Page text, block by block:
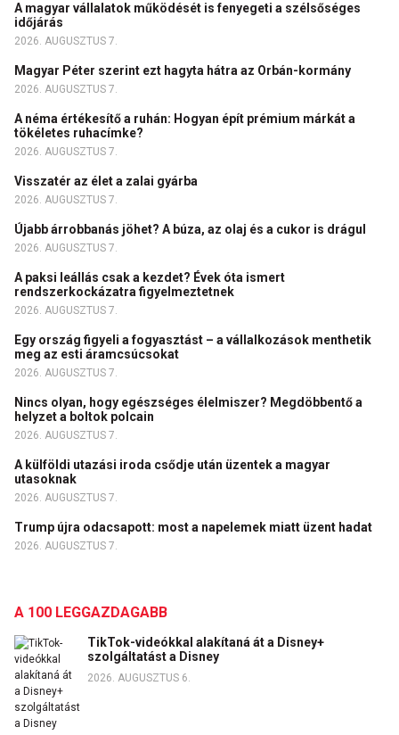
A magyar vállalatok működését is fenyegeti a szélsőséges
időjárás
2026. AUGUSZTUS 7.
Magyar Péter szerint ezt hagyta hátra az Orbán-kormány
2026. AUGUSZTUS 7.
A néma értékesítő a ruhán: Hogyan épít prémium márkát a
tökéletes ruhacímke?
2026. AUGUSZTUS 7.
Visszatér az élet a zalai gyárba
2026. AUGUSZTUS 7.
Újabb árrobbanás jöhet? A búza, az olaj és a cukor is drágul
2026. AUGUSZTUS 7.
A paksi leállás csak a kezdet? Évek óta ismert
rendszerkockázatra figyelmeztetnek
2026. AUGUSZTUS 7.
Egy ország figyeli a fogyasztást – a vállalkozások menthetik
meg az esti áramcsúcsokat
2026. AUGUSZTUS 7.
Nincs olyan, hogy egészséges élelmiszer? Megdöbbentő a
helyzet a boltok polcain
2026. AUGUSZTUS 7.
A külföldi utazási iroda csődje után üzentek a magyar
utasoknak
2026. AUGUSZTUS 7.
Trump újra odacsapott: most a napelemek miatt üzent hadat
2026. AUGUSZTUS 7.
A 100 LEGGAZDAGABB
TikTok-videókkal alakítaná át a Disney+
szolgáltatást a Disney
2026. AUGUSZTUS 6.